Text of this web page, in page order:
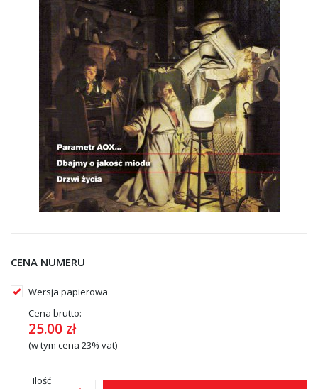
CENA NUMERU
Wersja papierowa
Cena brutto:
25.00 zł
(w tym cena 23% vat)
Ilość